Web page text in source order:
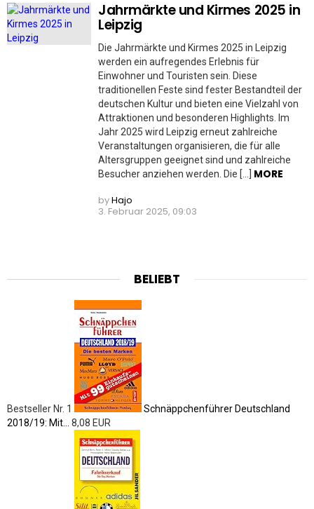
Jahrmärkte und Kirmes 2025 in
Leipzig
Die Jahrmärkte und Kirmes 2025 in Leipzig
werden ein aufregendes Erlebnis für
Einwohner und Touristen sein. Diese
traditionellen Feste sind fester Bestandteil der
deutschen Kultur und bieten eine Vielzahl von
Attraktionen und besonderen Highlights. Im
Jahr 2025 wird Leipzig erneut zahlreiche
Veranstaltungen organisieren, die für alle
Altersgruppen geeignet sind und zahlreiche
Besucher anziehen werden. Die […] MORE
byHajo
3. Februar 2025, 09:03
BELIEBT
Bestseller Nr. 1
Schnäppchenführer Deutschland
2018/19: Mit...
8,08 EUR